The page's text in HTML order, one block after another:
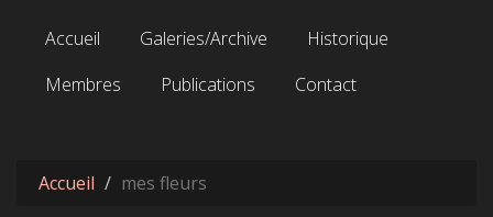
Accueil Galeries/Archive
Historique
Membres
Publications Contact
Accueil mes fleurs